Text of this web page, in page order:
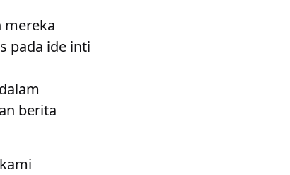
mereka
pada ide inti
berita